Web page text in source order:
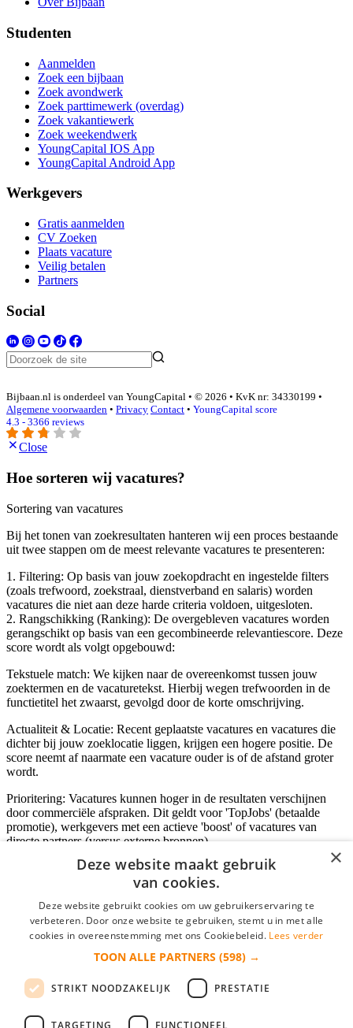
Studenten
Aanmelden
Zoek een bijbaan
Zoek avondwerk
Zoek parttimewerk (overdag)
Zoek vakantiewerk
Zoek weekendwerk
YoungCapital IOS App
YoungCapital Android App
Werkgevers
Gratis aanmelden
CV Zoeken
Plaats vacature
Veilig betalen
Partners
Social
Bijbaan.nl is onderdeel van YoungCapital • © 2026 • KvK nr: 34330199 •
Algemene voorwaarden • Privacy Contact • YoungCapital score
4.3 - 3366 reviews
Close
Hoe sorteren wij vacatures?
Sortering van vacatures
Bij het tonen van zoekresultaten hanteren wij een proces bestaande
uit twee stappen om de meest relevante vacatures te presenteren:
1. Filtering: Op basis van jouw zoekopdracht en ingestelde filters
(zoals trefwoord, zoekstraal, dienstverband en salaris) worden
vacatures die niet aan deze harde criteria voldoen, uitgesloten.
2. Rangschikking (Ranking): De overgebleven vacatures worden
gerangschikt op basis van een gecombineerde relevantiescore. Deze
score wordt als volgt opgebouwd:
Tekstuele match: We kijken naar de overeenkomst tussen jouw
zoektermen en de vacaturetekst. Hierbij wegen trefwoorden in de
functietitel het zwaarst, gevolgd door de korte omschrijving.
Actualiteit & Locatie: Recent geplaatste vacatures en vacatures die
dichter bij jouw zoeklocatie liggen, krijgen een hogere positie. De
score neemt af naarmate een vacature ouder is of de afstand groter
wordt.
Prioritering: Vacatures kunnen hoger in de resultaten verschijnen
door commerciële afspraken. Dit geldt voor 'TopJobs' (betaalde
promotie), werkgevers met een actieve 'boost' of vacatures van
directe partners (versus externe bronnen).
Inloggen als bedrijf
*
login gegevens onthouden
login
×
Deze website maakt gebruik
van cookies.
Deze website gebruikt cookies om uw gebruikerservaring te
verbeteren. Door onze website te gebruiken, stemt u in met alle
cookies in overeenstemming met ons Cookiebeleid. Lees verder
TOON ALLE PARTNERS (598) →
STRIKT NOODZAKELIJK PRESTATIE
TARGETING FUNCTIONEEL